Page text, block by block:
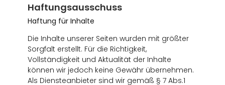
Haftungsausschuss
Haftung für Inhalte
Die Inhalte unserer Seiten wurden mit größter
Sorgfalt erstellt. Für die Richtigkeit,
Vollständigkeit und Aktualität der Inhalte
können wir jedoch keine Gewähr übernehmen.
Als Diensteanbieter sind wir gemäß § 7 Abs.1